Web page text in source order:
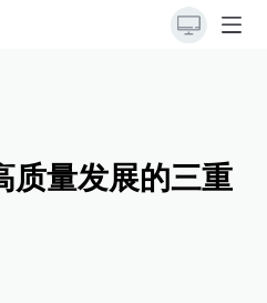
质量发展的三重